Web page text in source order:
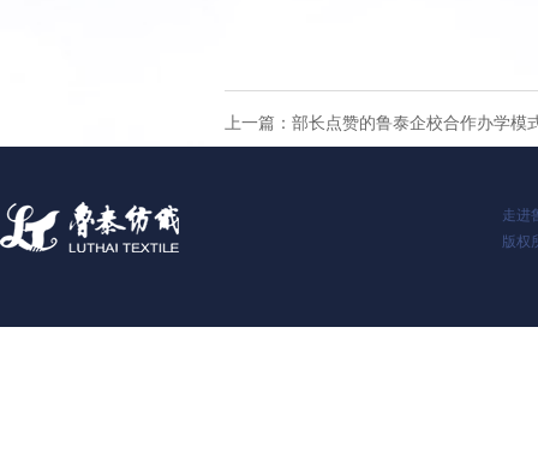
上一篇： 部长点赞的鲁泰企校合作办学模
走进
版权